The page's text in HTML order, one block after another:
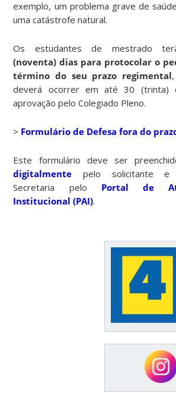
exemplo, um problema grave de
uma catástrofe natural.
Os estudantes de mestrado
(noventa) dias para protocolar o
término do seu prazo regimental
deverá ocorrer em até 30 (trinta)
aprovação pelo Colegiado Pleno.
> Formulário de Defesa fora do
Este formulário deve ser
digitalmente pelo solicitante e
Secretaria pelo Portal de
Institucional (PAI).